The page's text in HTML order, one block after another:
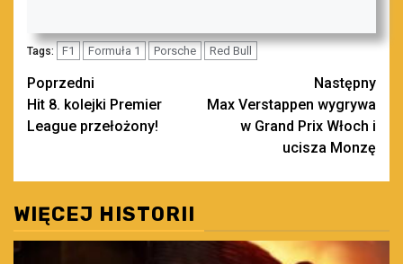
Tags: F1 Formuła 1 Porsche Red Bull
Zobacz
wpisy
Poprzedni
Hit 8. kolejki Premier
League przełożony!
Następny
Max Verstappen wygrywa
w Grand Prix Włoch i
ucisza Monzę
WIĘCEJ HISTORII